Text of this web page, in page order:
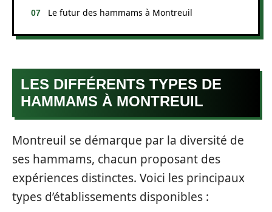
Le futur des hammams à Montreuil
LES DIFFÉRENTS TYPES DE
HAMMAMS À MONTREUIL
Montreuil se démarque par la diversité de
ses hammams, chacun proposant des
expériences distinctes. Voici les principaux
types d’établissements disponibles :